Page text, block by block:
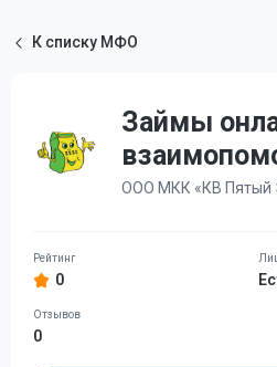
К списку МФО
Займы
ООО МКК «КВ Пятый
0
0